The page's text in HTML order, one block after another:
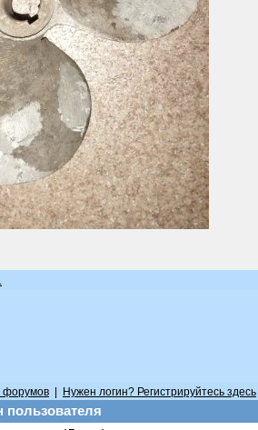
форумов Нужен логин? Регистрируйтесь здесь
пользователя